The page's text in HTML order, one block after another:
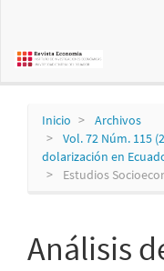
principal
Inicio
Archivos
Vol. 72 Núm. 115
dolarización en
Estudios
Análisis